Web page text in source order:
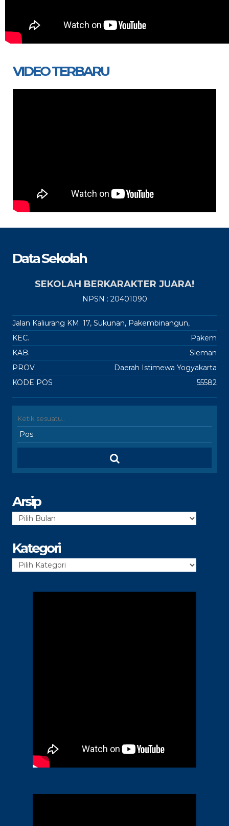
VIDEO TERBARU
Data Sekolah
SEKOLAH BERKARAKTER JUARA!
NPSN : 20401090
Jalan Kaliurang KM. 17, Sukunan, Pakembinangun,
KEC.
Pakem
KAB.
Sleman
PROV.
Daerah Istimewa Yogyakarta
KODE POS
55582
Arsip
Arsip
Kategori
Kategori